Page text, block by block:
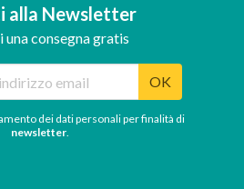
alla Newsletter
una consegna gratis
OK
dei dati personali per finalità di
newsletter.